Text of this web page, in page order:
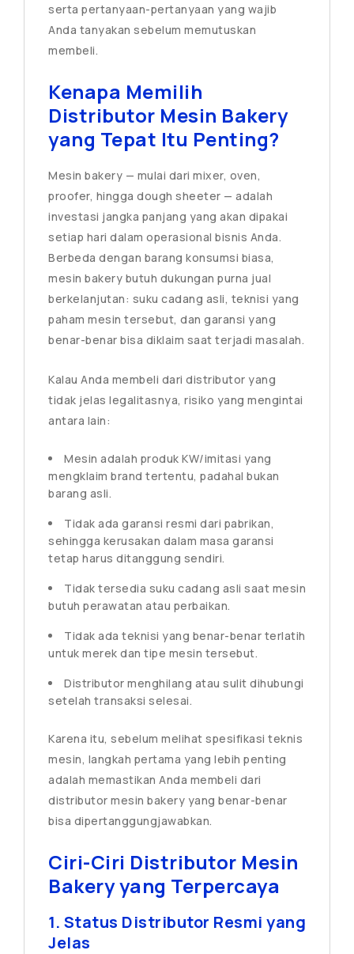
serta pertanyaan-pertanyaan yang wajib
Anda tanyakan sebelum memutuskan
membeli.
Kenapa Memilih
Distributor Mesin Bakery
yang Tepat Itu Penting?
Mesin bakery — mulai dari mixer, oven,
proofer, hingga dough sheeter — adalah
investasi jangka panjang yang akan dipakai
setiap hari dalam operasional bisnis Anda.
Berbeda dengan barang konsumsi biasa,
mesin bakery butuh dukungan purna jual
berkelanjutan: suku cadang asli, teknisi yang
paham mesin tersebut, dan garansi yang
benar-benar bisa diklaim saat terjadi masalah.
Kalau Anda membeli dari distributor yang
tidak jelas legalitasnya, risiko yang mengintai
antara lain:
Mesin adalah produk KW/imitasi yang
mengklaim brand tertentu, padahal bukan
barang asli.
Tidak ada garansi resmi dari pabrikan,
sehingga kerusakan dalam masa garansi
tetap harus ditanggung sendiri.
Tidak tersedia suku cadang asli saat mesin
butuh perawatan atau perbaikan.
Tidak ada teknisi yang benar-benar terlatih
untuk merek dan tipe mesin tersebut.
Distributor menghilang atau sulit dihubungi
setelah transaksi selesai.
Karena itu, sebelum melihat spesifikasi teknis
mesin, langkah pertama yang lebih penting
adalah memastikan Anda membeli dari
distributor mesin bakery yang benar-benar
bisa dipertanggungjawabkan.
Ciri-Ciri Distributor Mesin
Bakery yang Terpercaya
1. Status Distributor Resmi yang
Jelas